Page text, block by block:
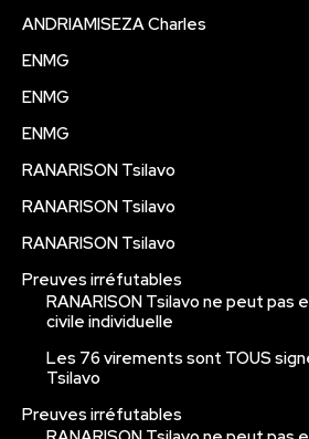
ANDRIAMISEZA Charles
ENMG
ENMG
ENMG
RANARISON Tsilavo
RANARISON Tsilavo
RANARISON Tsilavo
Preuves irréfutables
RANARISON Tsilavo ne peut pas
civile individuelle
Les 76 virements sont TOUS
Tsilavo
Preuves irréfutables